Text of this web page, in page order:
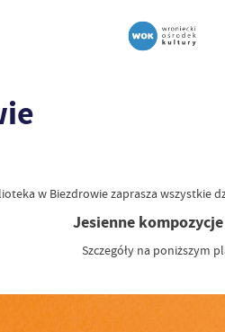
w Biezdrowie zaprasza wszystkie
Jesienne
Szczegóły na poniższym